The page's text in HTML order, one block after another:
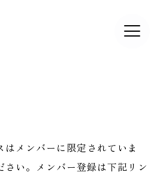
はメンバーに限定されていま
さい。メンバー登録は下記リン